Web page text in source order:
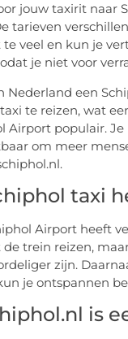
jouw taxirit naar
tarieven
veel en kun je
je niet voor
Nederland een
te reizen, wat
Airport populair.
om meer
taxi
Airport heeft
trein reizen,
zijn.
je ontspannen
is